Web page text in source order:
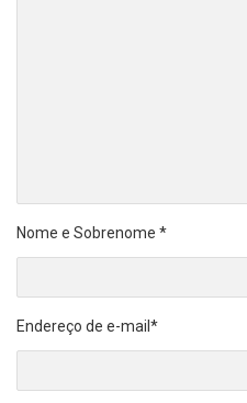
Nome e Sobrenome *
Endereço de e-mail*